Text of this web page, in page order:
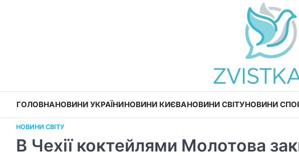
ГОЛОВНАНОВИНИ УКРАЇНИНОВИНИ КИЄВАНОВИНИ СВІТУНОВИНИ
НОВИНИ СВІТУ
В Чехії коктейлями Молотова